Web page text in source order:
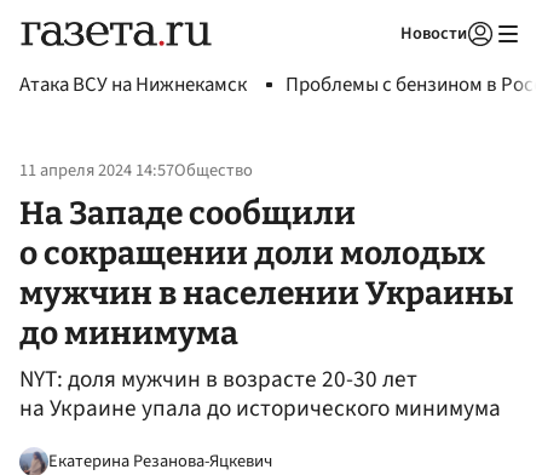
Новости
Атака ВСУ на Нижнекамск Проблемы с бензином в
11 апреля 2024 14:57Общество
На Западе сообщили
о сокращении доли молодых
мужчин в населении Украины
до минимума
NYT: доля мужчин в возрасте 20-30 лет
на Украине упала до исторического минимума
Екатерина Резанова-Яцкевич